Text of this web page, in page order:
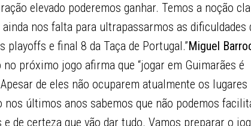
elevado poderemos ganhar. Temos a noção
nos falta para ultrapassarmos as dificuldades
e final 8 da Taça de Portugal.”Miguel
no próximo jogo afirma que “jogar em Guimarães é
de eles não ocuparem atualmente os lugares
últimos anos sabemos que não podemos
de certeza que vão dar tudo. Vamos preparar o